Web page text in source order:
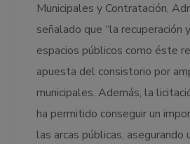
Municipales y Contratación,
señalado que “la recuperación
espacios públicos como éste
apuesta del consistorio por
municipales. Además, la
ha permitido conseguir un
las arcas públicas, asegurando